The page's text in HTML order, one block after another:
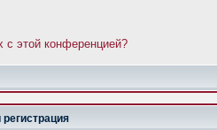
с этой конференцией?